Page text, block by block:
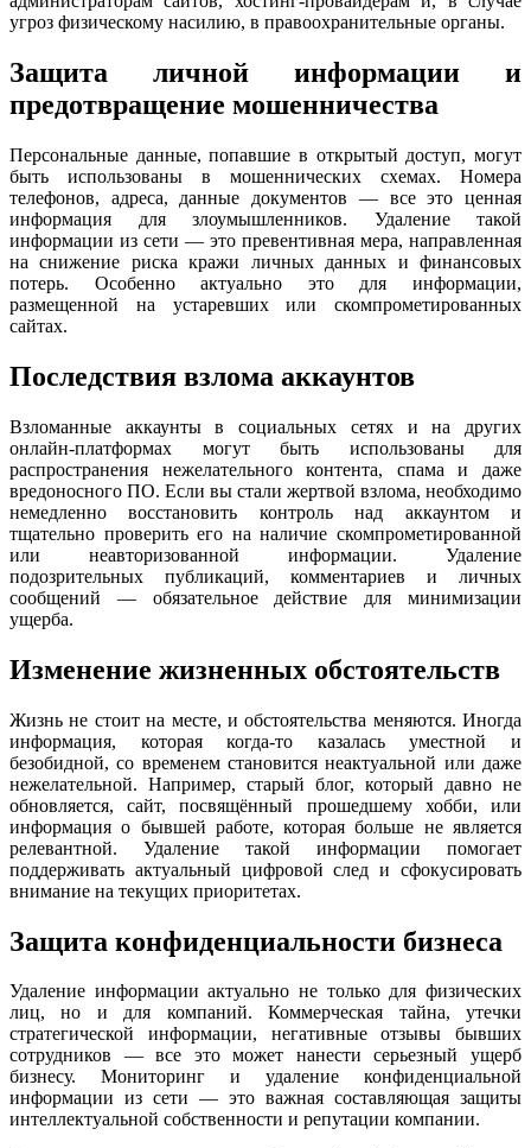
угроз физическому насилию, в правоохранительные органы.
Защита личной информации и
предотвращение мошенничества
Персональные данные, попавшие в открытый доступ, могут
быть использованы в мошеннических схемах. Номера
телефонов, адреса, данные документов — все это ценная
информация для злоумышленников. Удаление такой
информации из сети — это превентивная мера, направленная
на снижение риска кражи личных данных и финансовых
потерь. Особенно актуально это для информации,
размещенной на устаревших или скомпрометированных
сайтах.
Последствия взлома аккаунтов
Взломанные аккаунты в социальных сетях и на других
онлайн-платформах могут быть использованы для
распространения нежелательного контента, спама и даже
вредоносного ПО. Если вы стали жертвой взлома, необходимо
немедленно восстановить контроль над аккаунтом и
тщательно проверить его на наличие скомпрометированной
или неавторизованной информации. Удаление
подозрительных публикаций, комментариев и личных
сообщений — обязательное действие для минимизации
ущерба.
Изменение жизненных обстоятельств
Жизнь не стоит на месте, и обстоятельства меняются. Иногда
информация, которая когда-то казалась уместной и
безобидной, со временем становится неактуальной или даже
нежелательной. Например, старый блог, который давно не
обновляется, сайт, посвящённый прошедшему хобби, или
информация о бывшей работе, которая больше не является
релевантной. Удаление такой информации помогает
поддерживать актуальный цифровой след и сфокусировать
внимание на текущих приоритетах.
Защита конфиденциальности бизнеса
Удаление информации актуально не только для физических
лиц, но и для компаний. Коммерческая тайна, утечки
стратегической информации, негативные отзывы бывших
сотрудников — все это может нанести серьезный ущерб
бизнесу. Мониторинг и удаление конфиденциальной
информации из сети — это важная составляющая защиты
интеллектуальной собственности и репутации компании.